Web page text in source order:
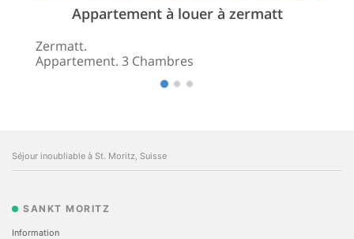
Appartement à louer à zermatt
Zermatt.
Appartement. 3 Chambres
Séjour inoubliable à St. Moritz, Suisse
SANKT MORITZ
Information